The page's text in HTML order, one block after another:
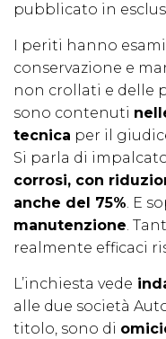
pubblicato in
I periti hanno
conservazione e
non crollati e delle
sono contenuti
tecnica per il
Si parla di
corrosi, con
anche del 75%. E
manutenzione.
realmente efficaci
L’inchiesta vede
alle due società
titolo, sono di